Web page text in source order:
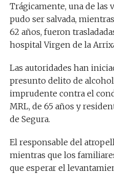
Trágicamente, una de las
pudo ser salvada,
62 años, fueron
hospital Virgen de la
Las autoridades han
presunto delito de
imprudente contra el
MRL, de 65 años y
de Segura.
El responsable del
mientras que los
que esperar el